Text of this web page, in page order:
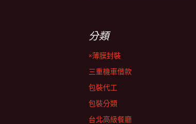
分類
×薄膜封裝
三重機車借款
包裝代工
包裝分類
台北高級餐廳